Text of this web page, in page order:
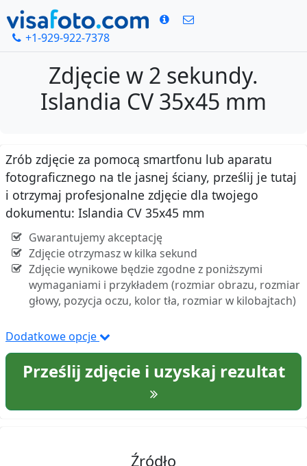
+1-929-922-7378
Zdjęcie w 2 sekundy.
Islandia CV 35x45 mm
Zrób zdjęcie za pomocą smartfonu lub aparatu
fotograficznego na tle jasnej ściany, prześlij je tutaj
i otrzymaj profesjonalne zdjęcie dla twojego
dokumentu: Islandia CV 35x45 mm
Gwarantujemy akceptację
Zdjęcie otrzymasz w kilka sekund
Zdjęcie wynikowe będzie zgodne z poniższymi
wymaganiami i przykładem (rozmiar obrazu, rozmiar
głowy, pozycja oczu, kolor tła, rozmiar w kilobajtach)
Dodatkowe opcje
Prześlij zdjęcie i uzyskaj rezultat
Źródło